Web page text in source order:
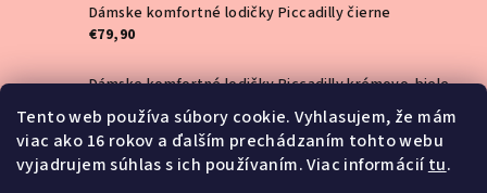
Tento web používa súbory cookie. Vyhlasujem, že mám
viac ako 16 rokov a ďalším prechádzaním tohto webu
vyjadrujem súhlas s ich používaním. Viac informáciítu.
Dámske komfortné lodičky Piccadilly čierne
€79,90
Dámske komfortné lodičky Piccadilly krémovo-biele
€79,90
Piccadilly lodičky 110164-18 black
€62